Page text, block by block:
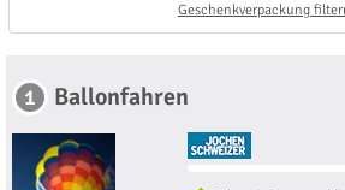
Geschenkverpackung
1 Ballonfahren